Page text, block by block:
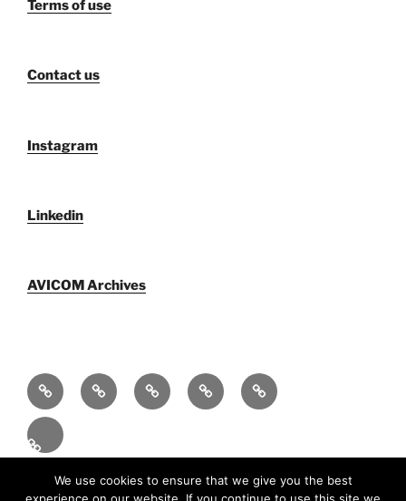
Terms of use
Contact us
Instagram
Linkedin
AVICOM Archives
Who
We
Are
AVICOM
Members’
2026
AVICOM
Archives
AVICOM
Activities
AVICOM
Activities
Español
Funciona gracias a WordPress
We use cookies to ensure that we give you the best